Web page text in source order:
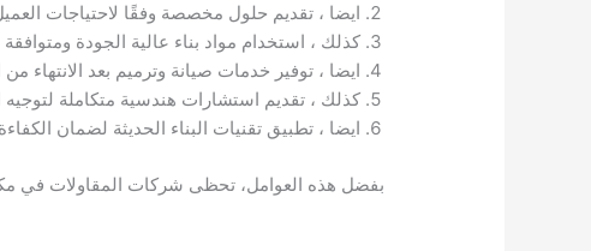
ايضا ، تقديم حلول مخصصة وفقًا لاحتياجات
كذلك ، استخدام مواد بناء عالية الجودة ومتوافقة
ايضا ، توفير خدمات صيانة وترميم بعد الانتهاء من
كذلك ، تقديم استشارات هندسية متكاملة لتوجيه
ايضا ، تطبيق تقنيات البناء الحديثة لضمان
بفضل هذه العوامل، تحظى شركات المقاولات في مكة